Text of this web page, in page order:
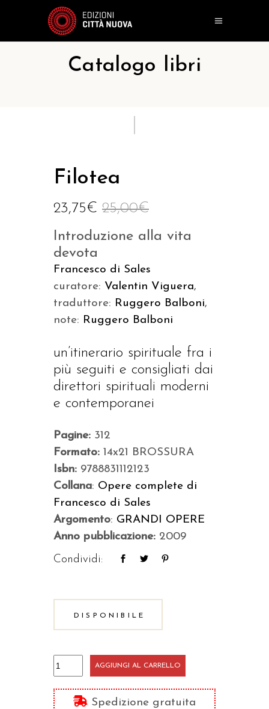
Catalogo libri
Filotea
25,00€
23,75€
Introduzione alla vita
devota
Francesco di Sales
curatore: Valentin Viguera,
traduttore: Ruggero Balboni,
note: Ruggero Balboni
un’itinerario spirituale fra i
più seguiti e consigliati dai
direttori spirituali moderni
e contemporanei
Pagine: 312
Formato: 14x21 BROSSURA
Isbn: 9788831112123
Collana: Opere complete di
Francesco di Sales
Argomento: GRANDI OPERE
Anno pubblicazione: 2009
Condividi:
DISPONIBILE
Filotea
quantità
AGGIUNGI AL CARRELLO
Spedizione gratuita